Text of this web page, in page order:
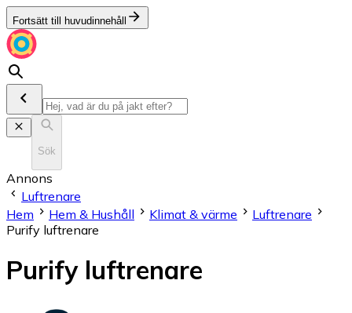
Fortsätt till huvudinnehåll
Sök
Annons
Luftrenare
Hem
Hem & Hushåll Klimat & värme
Luftrenare
Purify luftrenare
Purify luftrenare